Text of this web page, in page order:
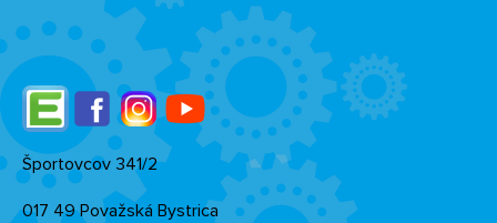
EdupageFacebookInstagramYouTube
Športovcov 341/2
017 49 Považská Bystrica